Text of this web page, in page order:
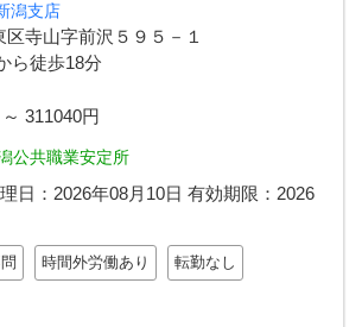
潟支店
寺山字前沢５９５－１
ら徒歩18分
311040円
公共職業安定所
日： 2026年08月10日 有効期限： 2026
時間外労働あり 転勤なし